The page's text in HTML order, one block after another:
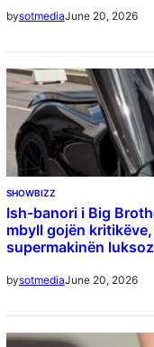
bysotmediaJune 20, 2026
SHOWBIZZ
Ish-banori i Big
mbyll gojën
supermakinën
bysotmediaJune 20, 2026